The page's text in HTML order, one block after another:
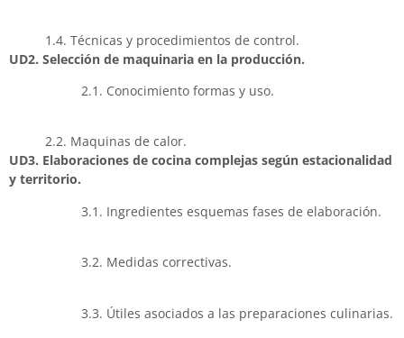
1.4. Técnicas y procedimientos de control.
UD2. Selección de maquinaria en la producción.
2.1. Conocimiento formas y uso.
2.2. Maquinas de calor.
UD3. Elaboraciones de cocina complejas según estacionalidad
y territorio.
3.1. Ingredientes esquemas fases de elaboración.
3.2. Medidas correctivas.
3.3. Útiles asociados a las preparaciones culinarias.